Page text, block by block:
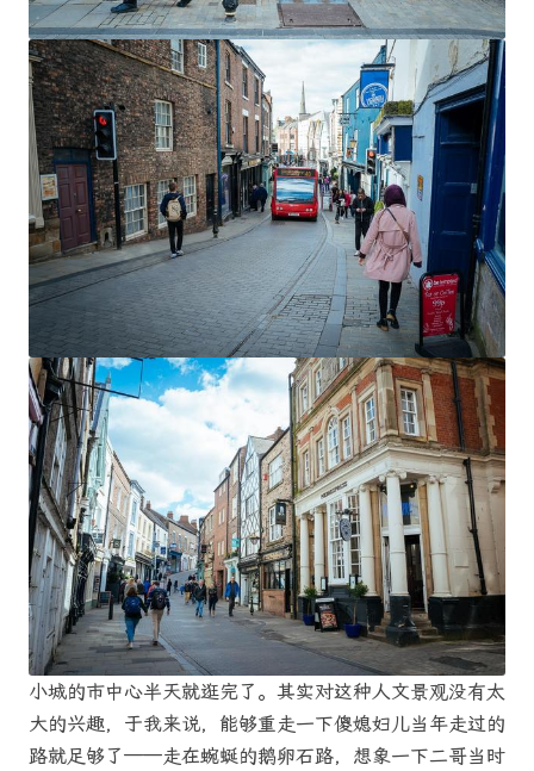
小城的市中心半天就逛完了。其实对这种人文景观没有太
大的兴趣，于我来说，能够重走一下傻媳妇儿当年走过的
路就足够了——走在蜿蜒的鹅卵石路，想象一下二哥当时